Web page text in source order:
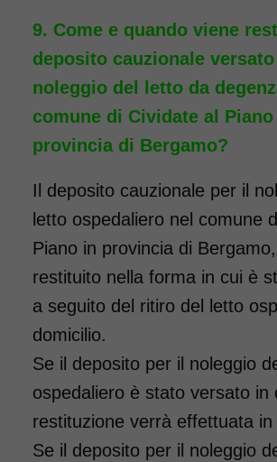
Come e quando viene
deposito cauzionale versato
noleggio del letto da
comune di Cividate al
provincia di Bergamo?
Il deposito cauzionale per il
letto ospedaliero nel comune
Piano in provincia di
restituito nella forma in cui è
a seguito del ritiro del letto
domicilio.
Se il deposito per il noleggio
ospedaliero è stato versato in
restituzione verrà effettuata in
Se il deposito per il noleggio